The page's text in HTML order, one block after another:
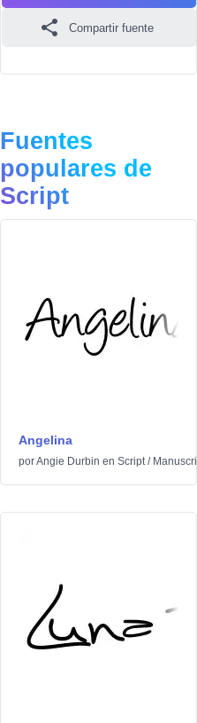
Compartir fuente
Fuentes
populares de
Script
Angelina
porAngie Durbin en Script/